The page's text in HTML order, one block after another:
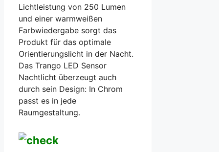
Lichtleistung von 250 Lumen
und einer warmweißen
Farbwiedergabe sorgt das
Produkt für das optimale
Orientierungslicht in der Nacht.
Das Trango LED Sensor
Nachtlicht überzeugt auch
durch sein Design: In Chrom
passt es in jede
Raumgestaltung.